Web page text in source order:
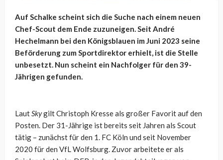
Auf Schalke scheint sich die Suche nach einem neuen
Chef-Scout dem Ende zuzuneigen. Seit André
Hechelmann bei den Königsblauen im Juni 2023 seine
Beförderung zum Sportdirektor erhielt, ist die Stelle
unbesetzt. Nun scheint ein Nachfolger für den 39-
Jährigen gefunden.
LautSkygilt Christoph Kresse als großer Favorit auf den
Posten. Der 31-Jährige ist bereits seit Jahren als Scout
tätig – zunächst für den 1. FC Köln und seit November
2020 für den VfL Wolfsburg. Zuvor arbeitete er als